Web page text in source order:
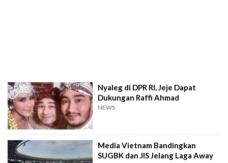
Nyaleg di DPR RI, Jeje Dapat
Dukungan Raffi Ahmad
NEWS
Media Vietnam Bandingkan
SUGBK dan JIS Jelang Laga Away